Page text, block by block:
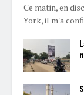
Ce matin, en
York, il m'a